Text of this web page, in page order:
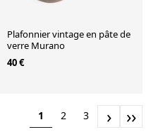
Plafonnier vintage en pâte de
verre Murano
40 €
1 2 3 › ››